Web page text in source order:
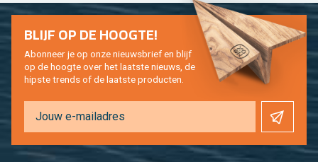
BLIJF OP DE HOOG­TE!
Abon­neer je op onze nieuws­brief en blijf
op de hoog­te over het laat­ste nieuws, de
hip­s­te trends of de laat­ste pro­duc­ten.